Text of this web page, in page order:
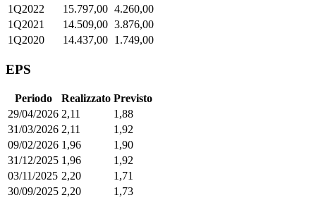
1Q2022
15.797,00 4.260,00
1Q2021
14.509,00 3.876,00
1Q2020
14.437,00 1.749,00
EPS
Periodo Realizzato Previsto
29/04/2026 2,11
1,88
31/03/2026 2,11
1,92
09/02/2026 1,96
1,90
31/12/2025 1,96
1,92
03/11/2025 2,20
1,71
30/09/2025 2,20
1,73